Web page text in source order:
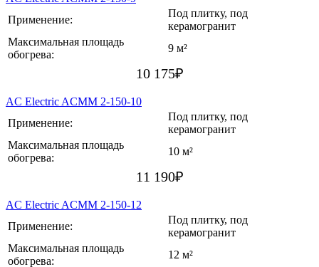
Применение:
Под плитку, под
керамогранит
Максимальная площадь
обогрева:
9 м²
10 175₽
AC Electric ACMM 2-150-10
Применение:
Под плитку, под
керамогранит
Максимальная площадь
обогрева:
10 м²
11 190₽
AC Electric ACMM 2-150-12
Применение:
Под плитку, под
керамогранит
Максимальная площадь
обогрева:
12 м²